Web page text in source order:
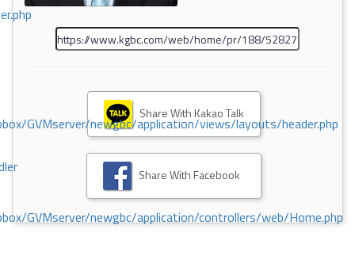
GVMserver/newgbc/application/views/layouts/header.php
GVMserver/newgbc/application/controllers/web/Home.php
Share With Kakao Talk
Share With Facebook